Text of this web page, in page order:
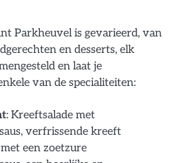
Parkheuvel is gevarieerd, van
en desserts, elk
en laat je
van de specialiteiten:
: Kreeftsalade met
verfrissende kreeft
een zoetzure